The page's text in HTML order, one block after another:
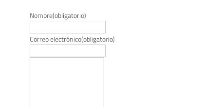
Nombre(obligatorio)
Correo electrónico(obligatorio)